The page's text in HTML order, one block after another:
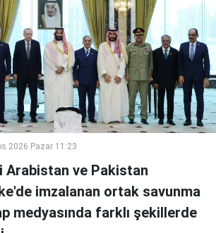
2026 Pazar 11:23
Arabistan ve Pakistan
imzalanan ortak savunma
medyasında farklı şekillerde